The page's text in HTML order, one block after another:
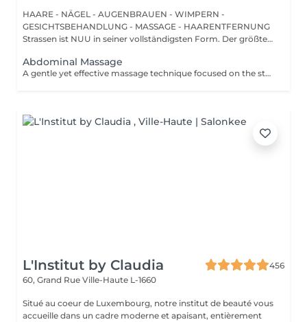
HAARE - NÄGEL - AUGENBRAUEN - WIMPERN -
GESICHTSBEHANDLUNG - MASSAGE - HAARENTFERNUNG
Strassen ist NUU in seiner vollständigsten Form. Der größte
Abdominal Massage
A gentle yet effective massage technique focused on the stomach area, designed to stimulate digestion, relieve bloating, and support lymphatic drainage. Using slow, circular movements, it helps release tension in the abdominal muscles, ease discomfort, and promote overall relaxation and wellbeing.
L'Institut by Claudia
456
60, Grand Rue Ville-Haute L-1660
Situé au coeur de Luxembourg, notre institut de beauté vous
accueille dans un cadre moderne et apaisant, entièrement